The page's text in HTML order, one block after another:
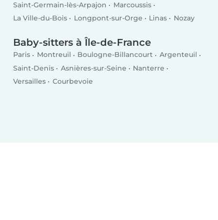
Saint-Germain-lès-Arpajon
Marcoussis
La Ville-du-Bois
Longpont-sur-Orge Linas Nozay
Baby-sitters à Île-de-France
Paris Montreuil Boulogne-Billancourt
Argenteuil
Saint-Denis
Asnières-sur-Seine
Nanterre
Versailles
Courbevoie